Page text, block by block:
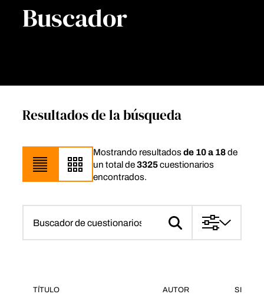
Buscador
Resultados de la búsqueda
Mostrando resultadosde 10 a 18de
un total de3325cuestionarios
encontrados.
TÍTULO AUTOR SIGLAS